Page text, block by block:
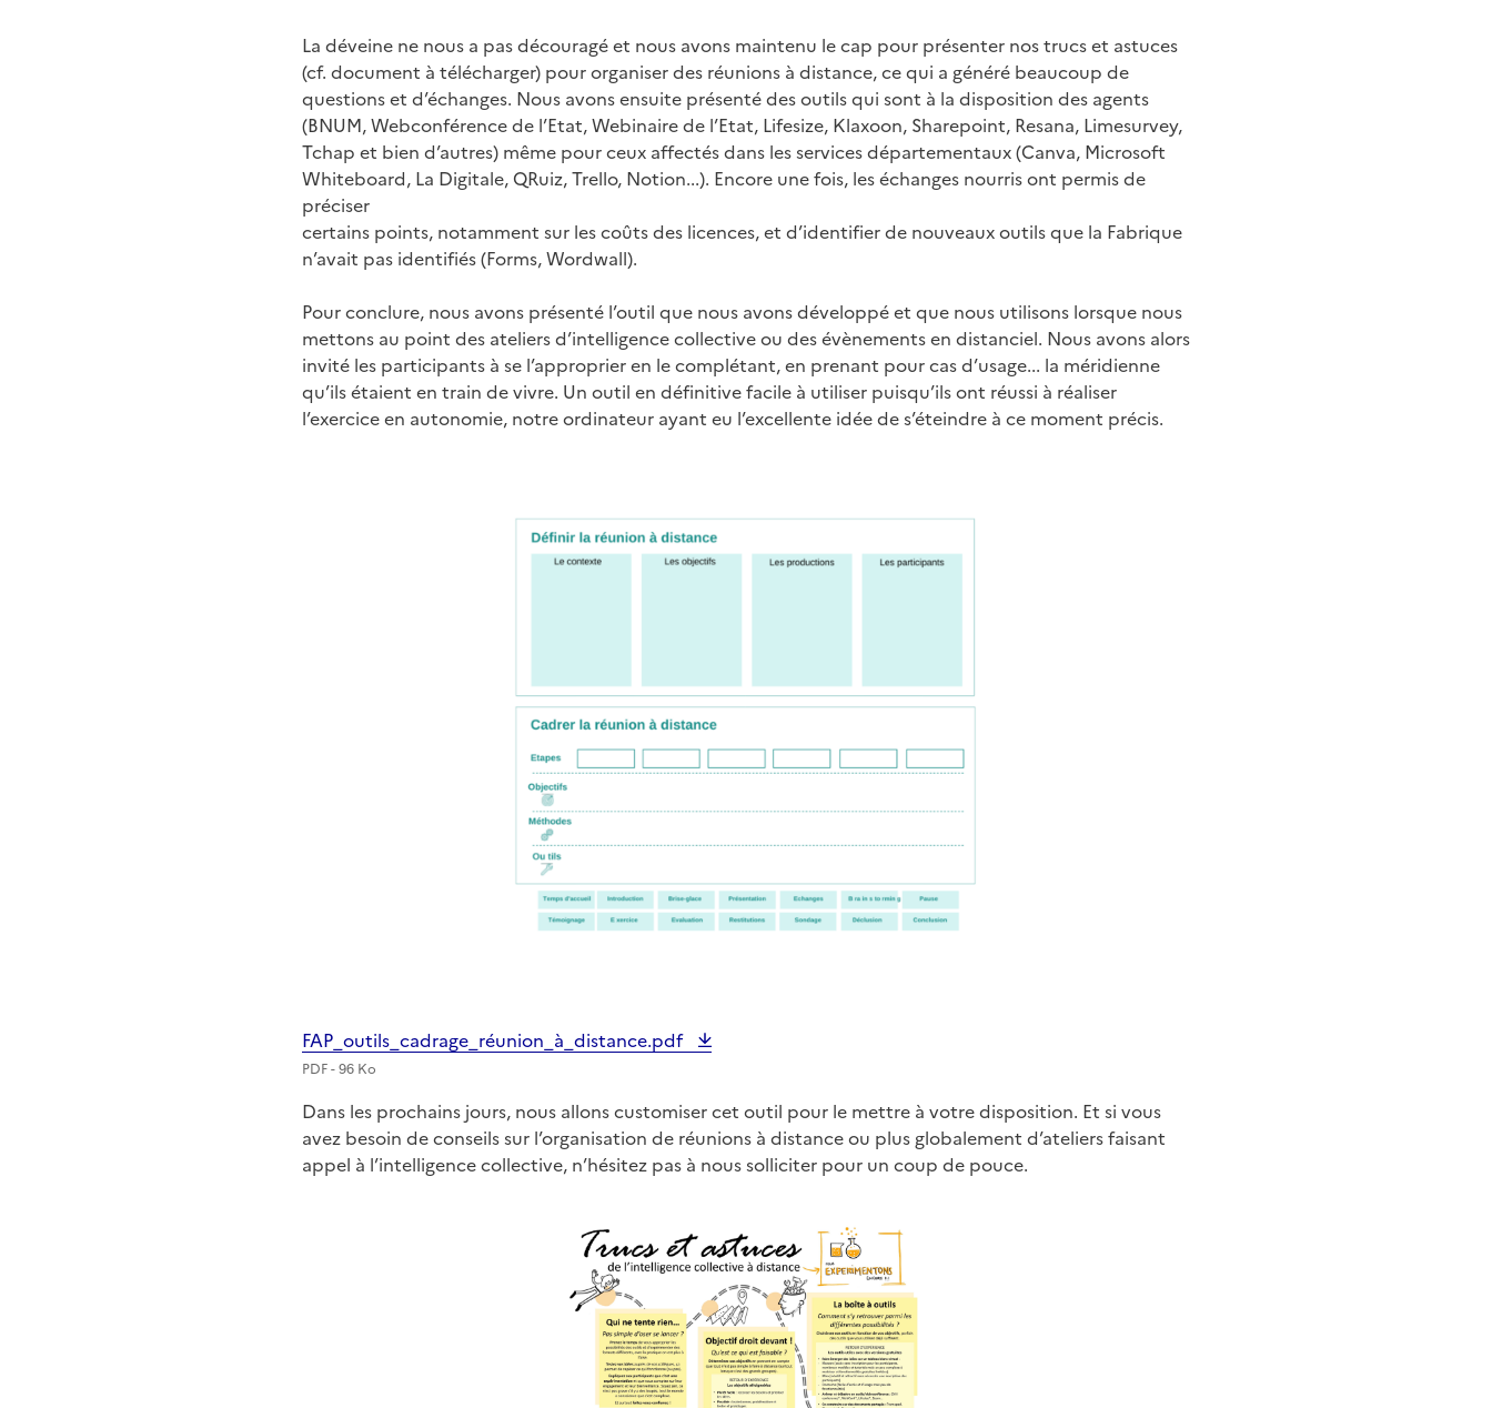
La déveine ne nous a pas découragé et nous avons maintenu le cap pour présenter nos trucs et astuces
(cf. document à télécharger) pour organiser des réunions à distance, ce qui a généré beaucoup de
questions et d’échanges. Nous avons ensuite présenté des outils qui sont à la disposition des agents
(BNUM, Webconférence de l’Etat, Webinaire de l’Etat, Lifesize, Klaxoon, Sharepoint, Resana, Limesurvey,
Tchap et bien d’autres) même pour ceux affectés dans les services départementaux (Canva, Microsoft
Whiteboard, La Digitale, QRuiz, Trello, Notion...). Encore une fois, les échanges nourris ont permis de
préciser
certains points, notamment sur les coûts des licences, et d’identifier de nouveaux outils que la Fabrique
n’avait pas identifiés (Forms, Wordwall).
Pour conclure, nous avons présenté l’outil que nous avons développé et que nous utilisons lorsque nous
mettons au point des ateliers d’intelligence collective ou des évènements en distanciel. Nous avons alors
invité les participants à se l’approprier en le complétant, en prenant pour cas d’usage... la méridienne
qu’ils étaient en train de vivre. Un outil en définitive facile à utiliser puisqu’ils ont réussi à réaliser
l’exercice en autonomie, notre ordinateur ayant eu l’excellente idée de s’éteindre à ce moment précis.
FAP_outils_cadrage_réunion_à_distance.pdf
PDF - 96 Ko
Dans les prochains jours, nous allons customiser cet outil pour le mettre à votre disposition. Et si vous
avez besoin de conseils sur l’organisation de réunions à distance ou plus globalement d’ateliers faisant
appel à l’intelligence collective, n’hésitez pas à nous solliciter pour un coup de pouce.